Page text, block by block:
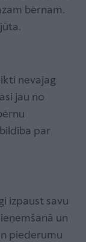
bērnam.
nevajag
jau no
par
izpaust savu
un
piederumu